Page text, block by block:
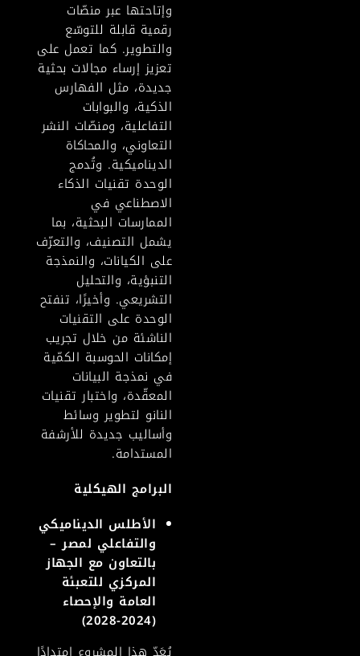
وإتاحتها عبر منصّات
رقمية قابلة للتوسّع
والتطوير. كما تعمل على
تعزيز إرساء مجالات بحثية
جديدة، مثل الفهارس
الذكية، والبوابات
التفاعلية، ومنصّات النشر
التعاوني، والمحاكاة
الديناميكية. وتُدمج
الوحدة تقنيات الذكاء
الاصطناعي في
الممارسات البحثية، بما
يشمل التصنيف، والتعرّف
على الكيانات، والنمذجة
التنبؤية، والتحليل
التشريعي. وأخيرًا، تنفتح
الوحدة على التقنيات
الناشئة من خلال تجريب
إمكانات الحوسبة الكمّية
في نمذجة البيانات
المعقّدة، واختبار تقنيات
النانو لتطوير وسائط
وأساليب جديدة للأرشفة
المستدامة.
البرامج الهيكلية
الأطلس الديناميكي
والتفاعلي لمصر –
بالتعاون مع الجهاز
المركزي للتعبئة
العامة والإحصاء
(2024-2028)